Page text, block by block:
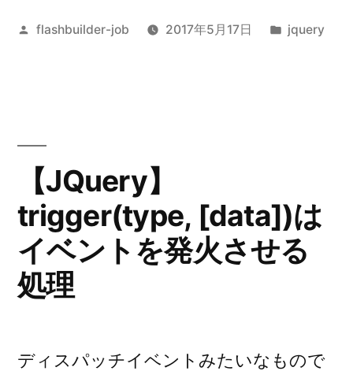
投
flashbuilder-job 2017年5月17日
カ
jquery
【JQuery】
trigger(type, [data])は
イベントを発火させる
処理
ディスパッチイベントみたいなもので